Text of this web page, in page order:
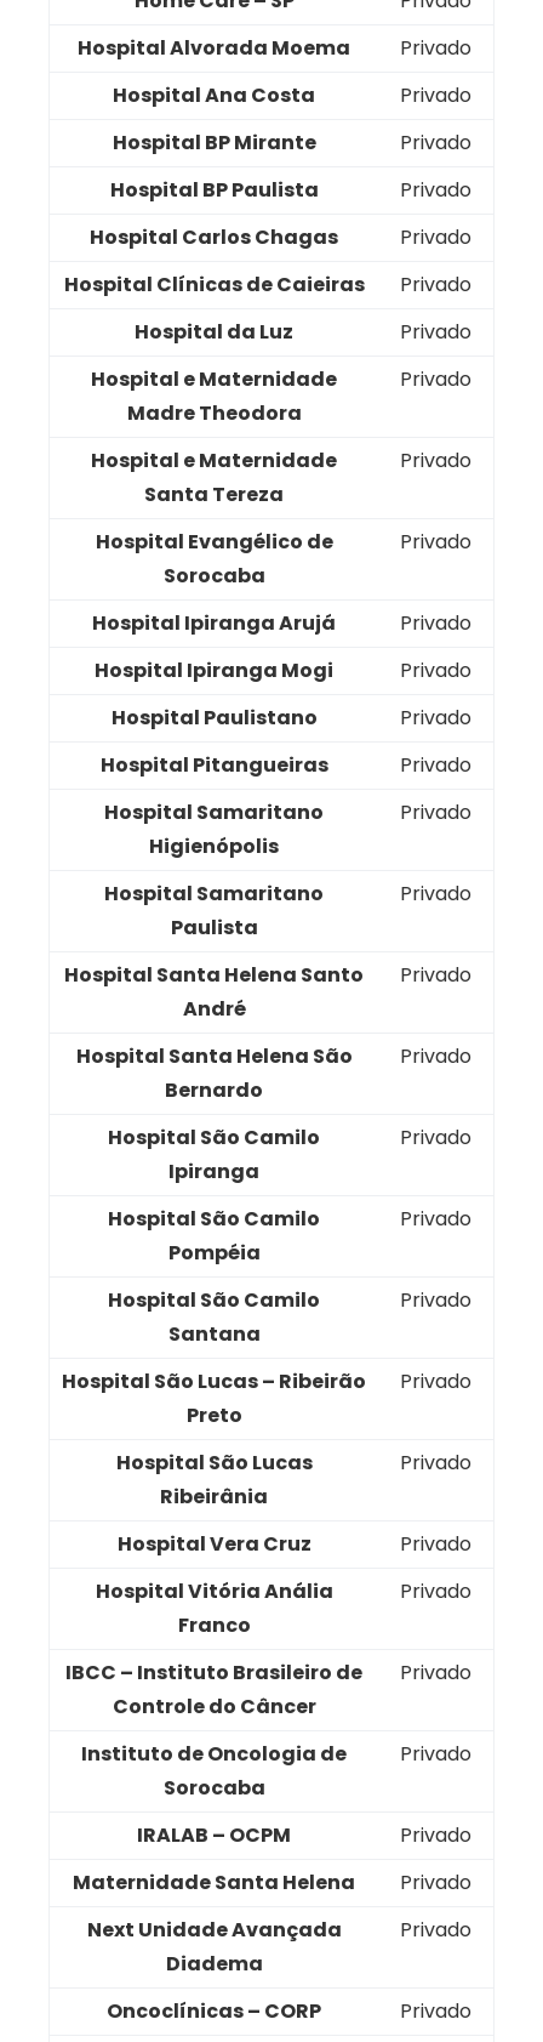
Hospital Alvorada Moema
Privado
Hospital Ana Costa
Privado
Hospital BP Mirante
Privado
Hospital BP Paulista
Privado
Hospital Carlos Chagas
Privado
Hospital Clínicas de Caieiras
Privado
Hospital da Luz
Privado
Hospital e Maternidade
Madre Theodora
Privado
Hospital e Maternidade
Santa Tereza
Privado
Hospital Evangélico de
Sorocaba
Privado
Hospital Ipiranga Arujá
Privado
Hospital Ipiranga Mogi
Privado
Hospital Paulistano
Privado
Hospital Pitangueiras
Privado
Hospital Samaritano
Higienópolis
Privado
Hospital Samaritano
Paulista
Privado
Hospital Santa Helena Santo
André
Privado
Hospital Santa Helena São
Bernardo
Privado
Hospital São Camilo
Ipiranga
Privado
Hospital São Camilo
Pompéia
Privado
Hospital São Camilo
Santana
Privado
Hospital São Lucas – Ribeirão
Preto
Privado
Hospital São Lucas
Ribeirânia
Privado
Hospital Vera Cruz
Privado
Hospital Vitória Anália
Franco
Privado
IBCC – Instituto Brasileiro de
Controle do Câncer
Privado
Instituto de Oncologia de
Sorocaba
Privado
IRALAB – OCPM
Privado
Maternidade Santa Helena
Privado
Next Unidade Avançada
Diadema
Privado
Oncoclínicas – CORP
Privado